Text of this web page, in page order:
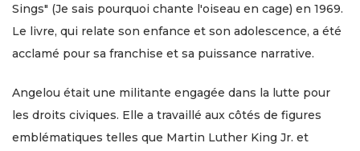
Sings" (Je sais pourquoi chante l'oiseau en cage) en 1969.
Le livre, qui relate son enfance et son adolescence, a été
acclamé pour sa franchise et sa puissance narrative.
Angelou était une militante engagée dans la lutte pour
les droits civiques. Elle a travaillé aux côtés de figures
emblématiques telles que Martin Luther King Jr. et